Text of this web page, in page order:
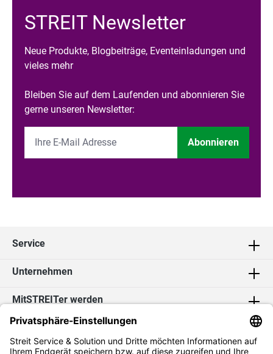
STREIT Newsletter
Neue Produkte, Blogbeiträge, Eventeinladungen und
vieles mehr
Bleiben Sie auf dem Laufenden und abonnieren Sie
gerne unseren Newsletter:
Abonnieren
Service
Unternehmen
MitSTREITer werden
Kontakt